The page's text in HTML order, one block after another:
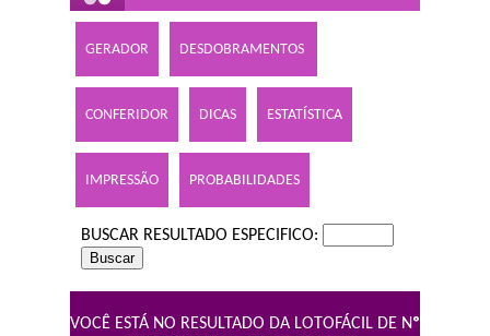
GERADOR DESDOBRAMENTOS
CONFERIDOR DICAS ESTATÍSTICA
IMPRESSÃO PROBABILIDADES
BUSCAR RESULTADO ESPECIFICO:
VOCÊ ESTÁ NO RESULTADO DA LOTOFÁCIL DE Nº